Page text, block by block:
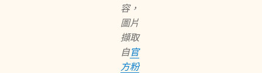
容，
圖片
擷取
自官
方粉